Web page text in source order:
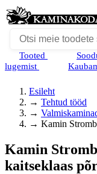
Tooted
lugemist
Esileht
→ Tehtud tööd
→
→ Kamin
Kamin
kaitseklaas